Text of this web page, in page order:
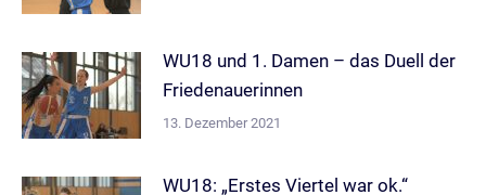
WU18 und 1. Damen – das Duell der
Friedenauerinnen
13. Dezember 2021
WU18: „Erstes Viertel war ok.“